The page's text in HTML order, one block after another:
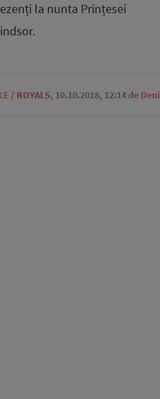
la nunta Prințesei
/ ROYALS, 10.10.2018, 12:14 de